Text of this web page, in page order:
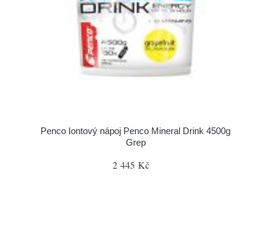
Penco Iontový nápoj Penco Mineral Drink 4500g
Grep
2 445 Kč